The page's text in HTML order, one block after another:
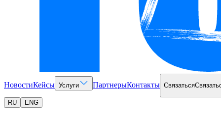
НовостиКейсы Услуги ПартнерыКонтакты Связаться
RU ENG